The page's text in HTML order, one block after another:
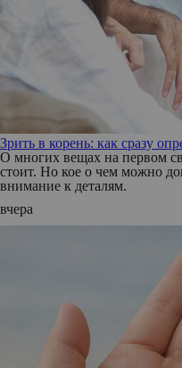
Зрить в корень: как сразу
О многих вещах на первом
стоит. Но кое о чем можно
внимание к деталям.
вчера